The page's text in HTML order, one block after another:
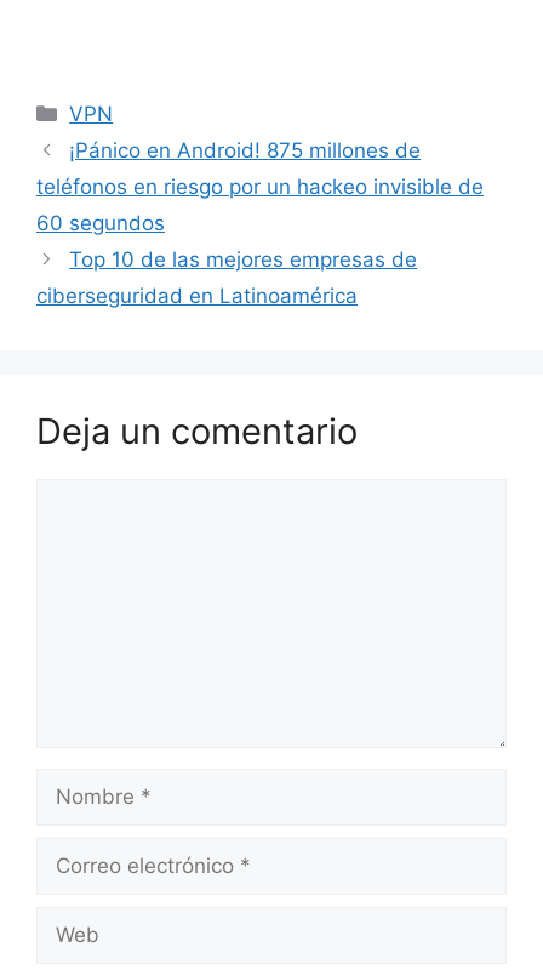
Categorías
VPN
¡Pánico en Android! 875 millones de
teléfonos en riesgo por un hackeo invisible de
60 segundos
Top 10 de las mejores empresas de
ciberseguridad en Latinoamérica
Deja un comentario
electrónico